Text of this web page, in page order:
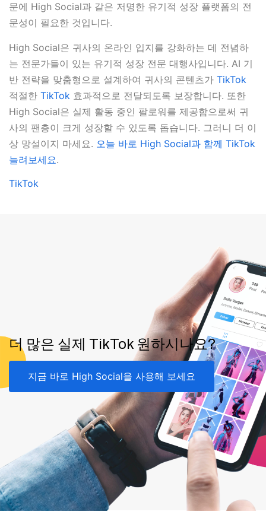
문에 High Social과 같은 저명한 유기적 성장 플랫폼의 전
문성이 필요한 것입니다.
High Social은 귀사의 온라인 입지를 강화하는 데 전념하
는 전문가들이 있는 유기적 성장 전문 대행사입니다. AI 기
반 전략을 맞춤형으로 설계하여 귀사의 콘텐츠가 TikTok
적절한 TikTok 효과적으로 전달되도록 보장합니다. 또한
High Social은 실제 활동 중인 팔로워를 제공함으로써 귀
사의 팬층이 크게 성장할 수 있도록 돕습니다. 그러니 더 이
상 망설이지 마세요. 오늘 바로 High Social과 함께 TikTok
늘려보세요.
TikTok
더 많은 실제 TikTok 원하시나요?
지금 바로 High Social을 사용해 보세요